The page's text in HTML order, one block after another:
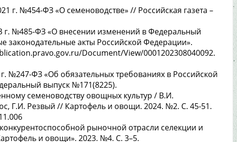
г. №454-ФЗ «О семеноводстве» // Российская газета –
г. №485-ФЗ «О внесении изменений в Федеральный
законодательные акты Российской Федерации».
Document/View/0001202308040092.
№247-ФЗ «Об обязательных требованиях в Российской
выпуск №171(8225).
семеноводству овощных культур / В.И.
Г.И. Резвый // Картофель и овощи. 2024. №2. С. 45-51.
рыночной отрасли селекции и
и овощи». 2023. №4. C. 3–5.